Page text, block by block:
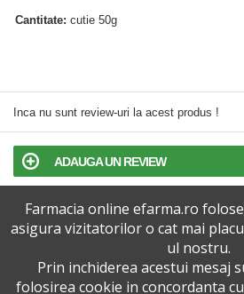
Cantitate: cutie 50g
Inca nu sunt review-uri la acest produs !
ADAUGA UN REVIEW
TERMENI SI CONDITII
POLITICA DE CONFIDENTIALITATE
Farmacia online efarma.ro
asigura vizitatorilor o cat mai
ul nostru.
Prin inchiderea acestui mesaj
folosirea cookie in concordanta cu